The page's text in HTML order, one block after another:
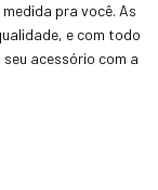
pra você. As
e com todo
seu acessório com a